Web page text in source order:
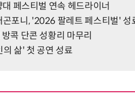
페스티벌 연속 헤드라이너
포니, '2026 팔레트 페스티벌' 성
콕 단콘 성황리 마무리
삶' 첫 공연 성료